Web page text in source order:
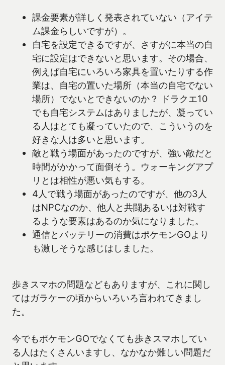
課金要素が詳しく発表されていない（アイテ
ム課金らしいですが）。
自宅を設定できるですが、さすがに本当の自
宅に設定はできないと思います。その場合、
例えば自宅にいろいろ家具を置いたりする作
業は、自宅の置いた場所（本当の自宅でない
場所）でないとできないのか？ ドラクエ10
でも自宅システムはありましたが、凝ってい
る人はとても凝っていたので、こういうのを
好きな人は多いと思います。
敵と戦う場面があったのですが、強い敵だと
時間がかかって面倒そう。ウォーキングアプ
リとは相性が悪い気もする。
4人で戦う場面があったのですが、他の3人
はNPCなのか、他人と共闘あるいは対戦す
るような要素はあるのか気になりました。
通信とバッテリーの消費はポケモンGOより
も激しそうな感じはしました。
歩きスマホの問題などもありますが、これに関し
てはガラケーの頃からいろいろ言われてきまし
た。
今でもポケモンGOでなくても歩きスマホしてい
る人はたくさんいますし、なかなか難しい問題だ